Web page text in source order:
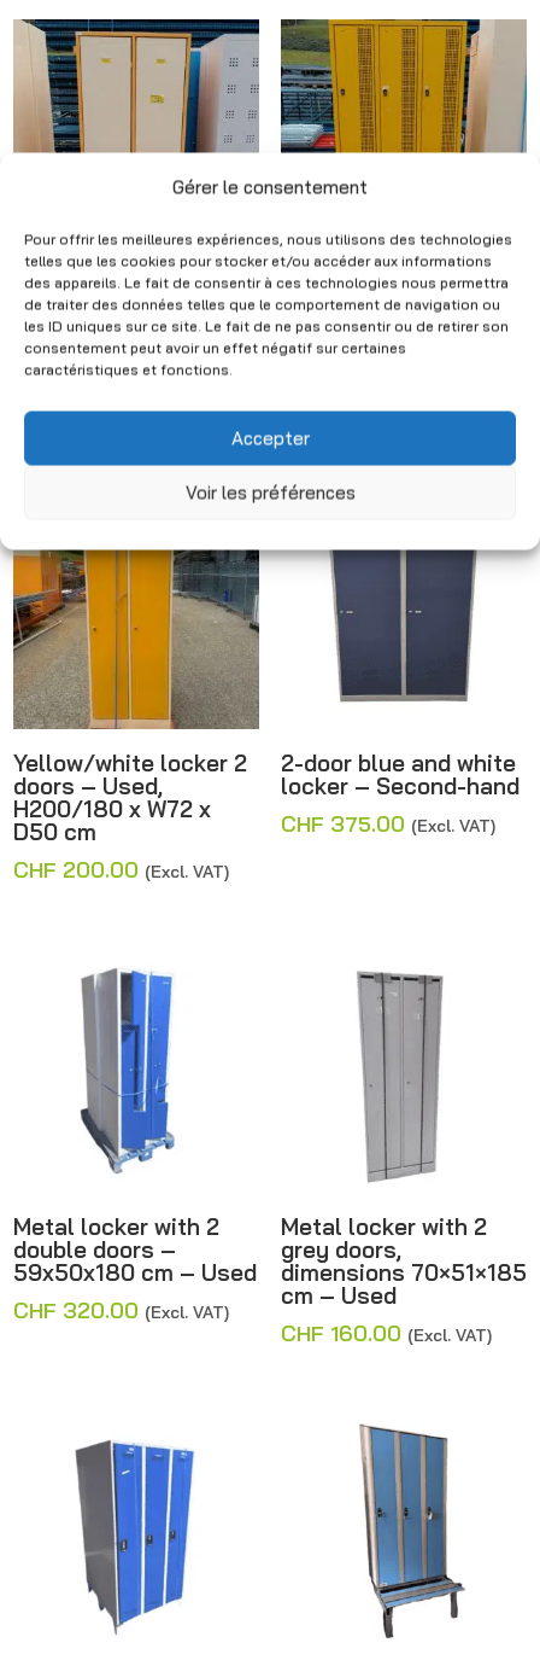
Gérer le consentement
Pour offrir les meilleures expériences, nous utilisons des technologies
telles que les cookies pour stocker et/ou accéder aux informations
des appareils. Le fait de consentir à ces technologies nous permettra
de traiter des données telles que le comportement de navigation ou
les ID uniques sur ce site. Le fait de ne pas consentir ou de retirer son
consentement peut avoir un effet négatif sur certaines
caractéristiques et fonctions.
Accepter
Voir les préférences
White and yellow
metal locker – 2 doors
– H185 x W72 x D50
cm
CHF160.00 (Excl. VAT)
Yellow metal locker –
6 doors – H185 x W90
x D50 cm
Yellow/white locker 2
doors – Used,
H200/180 x W72 x
D50 cm
CHF 200.00 (Excl. VAT)
2-door blue and white
locker – Second-hand
CHF 375.00 (Excl. VAT)
Metal locker with 2
double doors –
59x50x180 cm – Used
CHF 320.00 (Excl. VAT)
Metal locker with 2
grey doors,
dimensions 70×51×185
cm – Used
CHF 160.00 (Excl. VAT)